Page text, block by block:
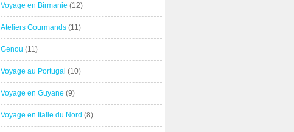
Voyage en Birmanie (12)
Ateliers Gourmands (11)
Genou (11)
Voyage au Portugal (10)
Voyage en Guyane (9)
Voyage en Italie du Nord (8)